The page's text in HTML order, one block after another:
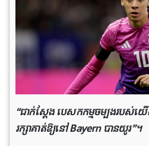
“ជាក់ស្តែង បេសកកម្មចម្បងរបស់យ
រក្សាគាត់ឱ្យនៅ Bayern បានយូរ”។